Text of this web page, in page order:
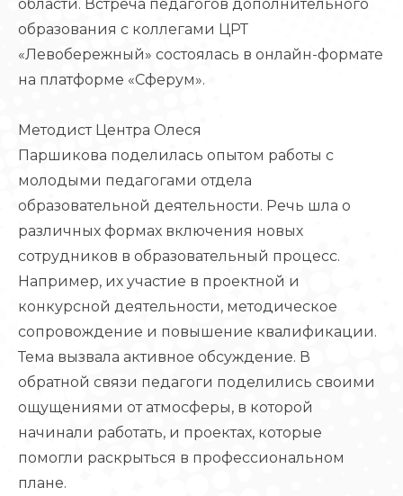
области. Встреча педагогов дополнительного
образования с коллегами ЦРТ
«Левобережный» состоялась в онлайн-формате
на платформе «Сферум».
Методист Центра Олеся
Паршикова поделилась опытом работы с
молодыми педагогами отдела
образовательной деятельности. Речь шла о
различных формах включения новых
сотрудников в образовательный процесс.
Например, их участие в проектной и
конкурсной деятельности, методическое
сопровождение и повышение квалификации.
Тема вызвала активное обсуждение. В
обратной связи педагоги поделились своими
ощущениями от атмосферы, в которой
начинали работать, и проектах, которые
помогли раскрыться в профессиональном
плане.